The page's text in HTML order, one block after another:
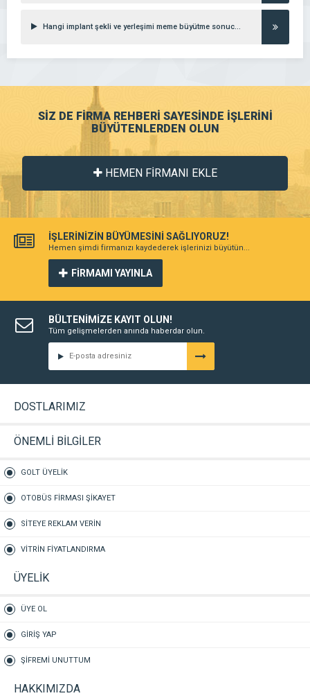
Hangi implant şekli ve yerleşimi meme büyütme sonucunu en doğal gösterir?
SİZ DE FİRMA REHBERİ SAYESİNDE İŞLERİNİ
BÜYÜTENLERDEN OLUN
HEMEN FİRMANI EKLE
İŞLERİNİZİN BÜYÜMESİNİ SAĞLIYORUZ!
Hemen şimdi firmanızı kaydederek işlerinizi büyütün...
FİRMAMI YAYINLA
BÜLTENİMİZE KAYIT OLUN!
Tüm gelişmelerden anında haberdar olun.
DOSTLARIMIZ
ÖNEMLİ BİLGİLER
GOLT ÜYELİK
OTOBÜS FİRMASI ŞİKAYET
SİTEYE REKLAM VERİN
VİTRİN FİYATLANDIRMA
ÜYELİK
ÜYE OL
GİRİŞ YAP
ŞİFREMİ UNUTTUM
HAKKIMIZDA